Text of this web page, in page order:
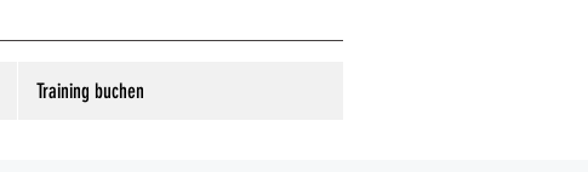
Training buchen